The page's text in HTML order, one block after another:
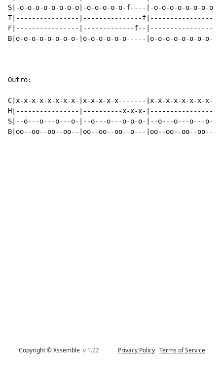
S|-o-o-o-o-o-o-o-o|-o-o-o-o-o-f----|-o-o-o-o-o-o-o-o|-
T|----------------|---------------f|----------------
F|----------------|-------------f--|----------------
B|o-o-o-o-o-o-o-o-|o-o-o-o-o-o-----|o-o-o-o-o-o-o-
Outro:
C|x-x-x-x-x-x-x-x-|x-x-x-x-x-------|x-x-x-x-x-x-x-x-
H|----------------|----------x-x-x-|----------------
S|--o---o---o---o-|--o---o---o-o-o-|--o---o---o---
B|oo--oo--oo--oo--|oo--oo--oo--o---|oo--oo--oo--
Copyright © Xssemblev 1.22 Privacy Policy Terms of Service